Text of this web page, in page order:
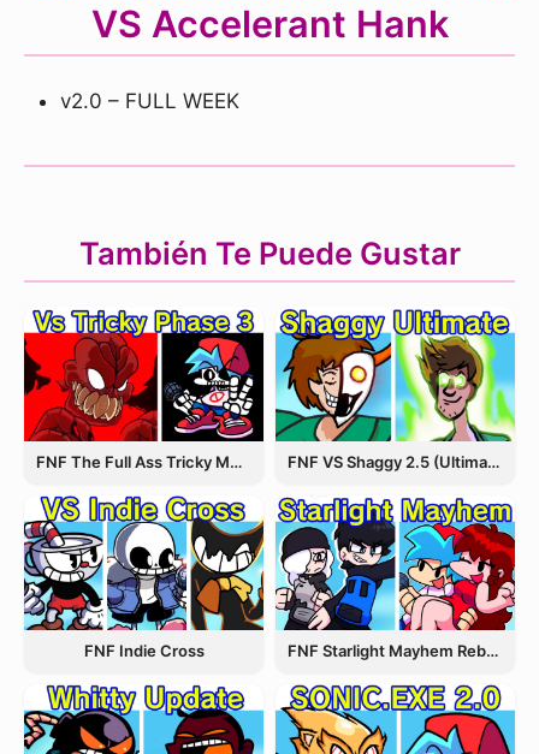
VS Accelerant Hank
v2.0 – FULL WEEK
También Te Puede Gustar
FNF The Full Ass Tricky MOD FNF VS Shaggy 2.5 (Ultimate Update)
FNF Indie Cross FNF Starlight Mayhem Rebooted